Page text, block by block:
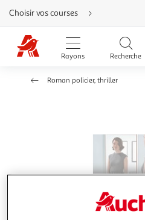
Aller
directement
au
contenu
Aller
directement
Aller
Choisir vos courses
Rayons Recherche
Roman policier, thriller